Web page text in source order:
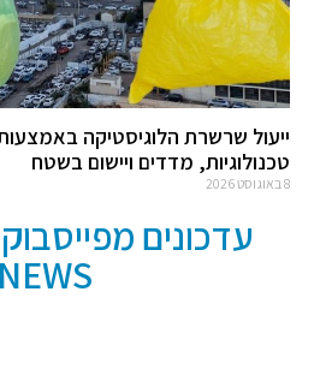
ייעול שרשרת הלוגיסטיקה
טכנולוגיות, מדדים ויישום בשטח
8 באוגוסט 2026
עדכונים
NEWS